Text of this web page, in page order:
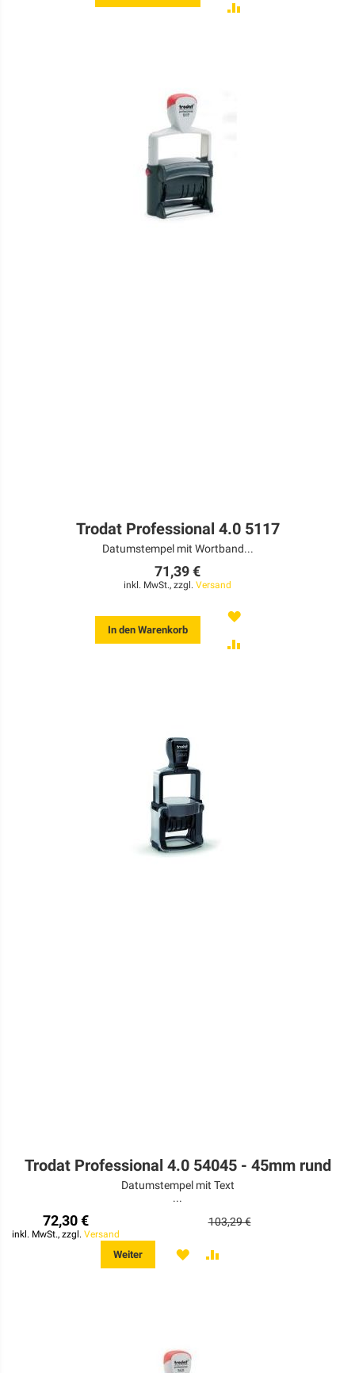
Trodat Professional 4.0 5117
Datumstempel mit Wortband...
71,39 €
inkl. MwSt., zzgl. Versand
In den Warenkorb
MERKEN
Trodat Professional 4.0 54045 - 45mm rund
Datumstempel mit Text
...
72,30 €
inkl. MwSt., zzgl. Versand
103,29 €
Weiter MERKEN